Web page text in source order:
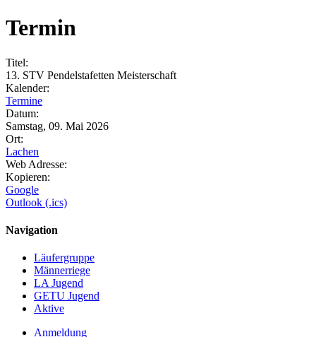
Termin
Titel:
13. STV Pendelstafetten Meisterschaft
Kalender:
Termine
Datum:
Samstag, 09. Mai 2026
Ort:
Lachen
Web Adresse:
Kopieren:
Google
Outlook (.ics)
Navigation
Läufergruppe
Männerriege
LA Jugend
GETU Jugend
Aktive
Anmeldung